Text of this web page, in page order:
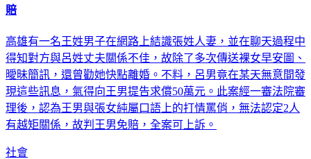
賠
高雄有一名王姓男子在網路上結識張姓人妻，並在聊天過程中
得知對方與呂姓丈夫關係不佳，故除了多次傳送裸女早安圖、
曖昧簡訊，還曾勸她快點離婚。不料，呂男竟在某天無意間發
現這些訊息，氣得向王男提告求償50萬元。此案經一審法院審
理後，認為王男與張女純屬口語上的打情罵俏，無法認定2人
有越矩關係，故判王男免賠，全案可上訴。
社會